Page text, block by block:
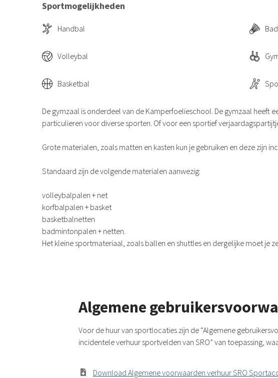
Sportmogelijkheden
Handbal
Volleybal
Basketbal
De gymzaal is onderdeel van de Kamperfoelieschool. De gymzaal heeft
particulieren voor diverse sporten. Of voor een sportief
Grote materialen, zoals matten en kasten kun je gebruiken en deze zijn
Standaard zijn de volgende materialen aanwezig:
volleybalpalen + net
korfbalpalen + basket
basketbalnetten
badmintonpalen + netten.
Het kleine sportmateriaal, zoals ballen en shuttles en dergelijke moet je
Algemene
Voor de huur van sportlocaties zijn de “Algemene
incidentele verhuur sportvelden van SRO” van toepassing,
Download Algemene voorwaarden verhuur SRO